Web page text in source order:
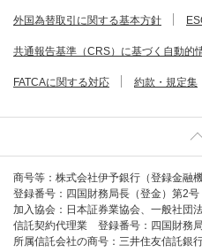
外国為替取引に関する基本方針
共通報告基準（CRS）に基づく自動的
FATCAに関する対応 約款・規定集
商号等：株式会社伊予銀行（登録金
登録番号：四国財務局長（登金）第
加入協会：日本証券業協会、一般社団
信託契約代理業 登録番号：四国財
所属信託会社の商号：三井住友信託銀